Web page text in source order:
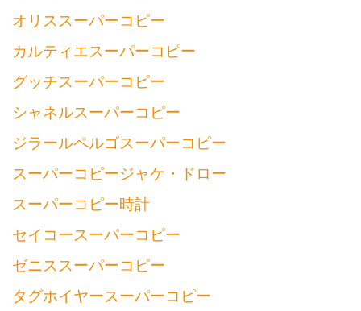
オリススーパーコピー
カルティエスーパーコピー
グッチスーパーコピー
シャネルスーパーコピー
ジラールペルゴスーパーコピー
スーパーコピージャケ・ドロー
スーパーコピー時計
セイコースーパーコピー
ゼニススーパーコピー
タグホイヤースーパーコピー